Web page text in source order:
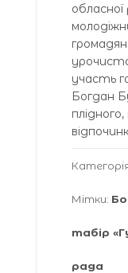
участь
Богдан
Мітки:
табір
рада